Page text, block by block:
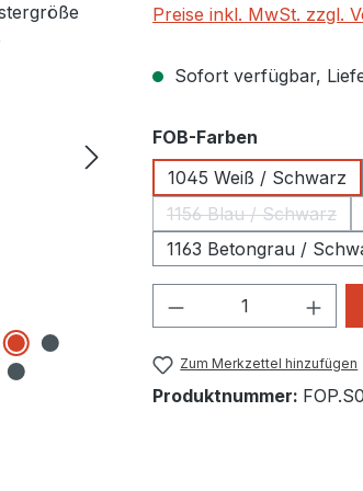
Preise inkl. MwSt. zzgl.
Sofort verfügbar,
FOB-Farben
1045 Weiß / Schwarz
1156 Blau / Schwarz
(Diese Option
1163 Betongrau /
Produkt
Zum Merkzettel hinzufügen
Produktnummer: